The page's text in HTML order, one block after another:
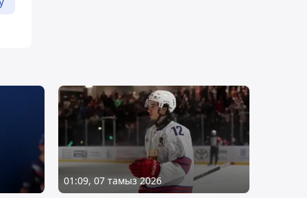
01:09, 07 тамыз 2026